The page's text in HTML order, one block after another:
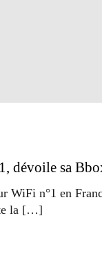
dévoile sa
WiFi n°1 en
la